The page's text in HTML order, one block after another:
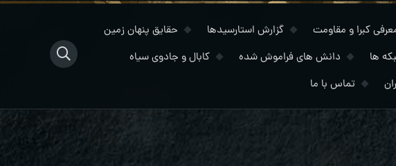
کبرا و مقاومت گزارش استارسیدها
حقایق پنهان زمین
ها دانش های فراموش شده
کابال و جادوی سیاه
تماس با ما